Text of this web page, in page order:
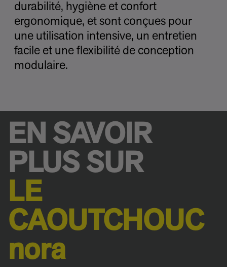
durabilité, hygiène et confort
ergonomique, et sont conçues pour
une utilisation intensive, un entretien
facile et une flexibilité de conception
modulaire.
EN SAVOIR
PLUS SUR
LE
CAOUTCHOUC
nora